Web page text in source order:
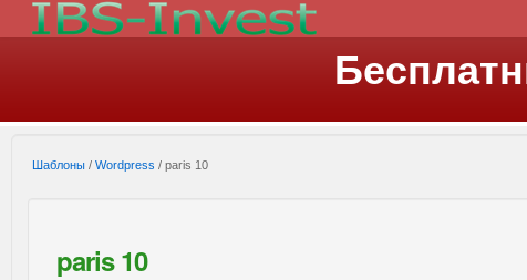
Шаблоны / Wordpress / paris 10
paris 10